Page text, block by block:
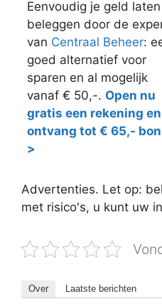
Eenvoudig je geld laten
beleggen door de
van Centraal Beheer:
goed alternatief voor
sparen en al mogelijk
vanaf € 50,-. Open nu
gratis een rekening en
ontvang tot € 65,-
>
Advertenties. Let op:
met risico's, u kunt uw
Over Laatste berichten